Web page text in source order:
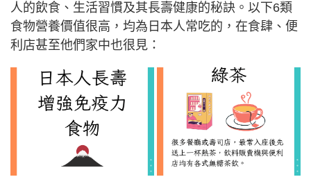
人的飲食、生活習慣及其長壽健康的秘訣。以下6類
食物營養價值很高，均為日本人常吃的，在食肆、便
利店甚至他們家中也很見：